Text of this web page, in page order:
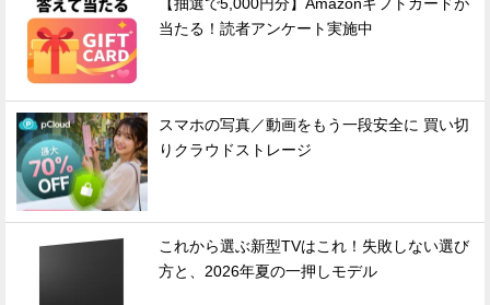
【抽選で5,000円分】Amazonギフトカードが
当たる！読者アンケート実施中
スマホの写真／動画をもう一段安全に 買い切
りクラウドストレージ
これから選ぶ新型TVはこれ！失敗しない選び
方と、2026年夏の一押しモデル